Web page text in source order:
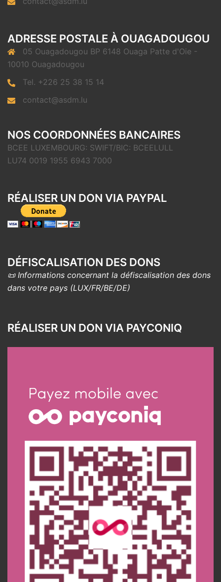
ADRESSE POSTALE À OUAGADOUGOU
05 Ouagadougou BP 6148 Ouaga Patte d'Oie -
10010 Ouagadougou
Tel. +226 25 38 15 14
contact@asdm.lu
NOS COORDONNÉES BANCAIRES
BCEE LUXEMBOURG: SWIFT/BIC: BCEELULL
LU74 0019 1955 6943 7000
RÉALISER UN DON VIA PAYPAL
DÉFISCALISATION DES DONS
📜 Informations concernant la défiscalisation des dons
dans votre pays (LUX/FR/BE/DE)
RÉALISER UN DON VIA PAYCONIQ